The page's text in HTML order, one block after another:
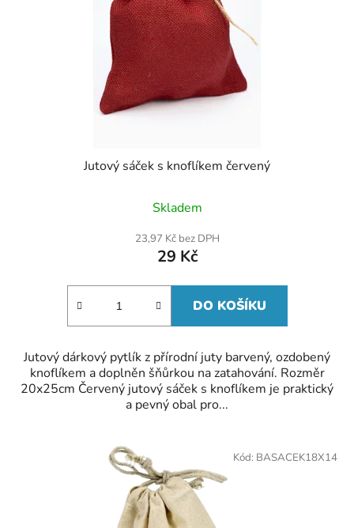
Jutový sáček s knoflíkem červený
Skladem
23,97 Kč bez DPH
29 Kč
DO KOŠÍKU
Jutový dárkový pytlík z přírodní juty barvený, ozdobený
knoflíkem a doplněn šňůrkou na zatahování. Rozměr
20x25cm Červený jutový sáček s knoflíkem je praktický
a pevný obal pro...
Kód: BASACEK18X14